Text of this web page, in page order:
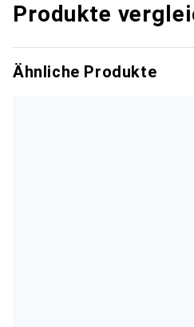
Produkte
Ähnliche Produkte